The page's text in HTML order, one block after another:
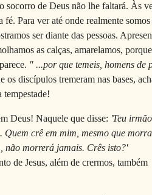
socorro de Deus não lhe faltará. Às
Para ver até onde realmente
ser diante das pessoas.
as calças, amarelamos,
" ...por que temeis, homens de
os discípulos tremeram nas bases,
tempestade!
Deus! Naquele que disse: 'Teu irmão
crê em mim, mesmo que morra,
não morrerá jamais. Crês isto?'
Jesus, além de crermos, também